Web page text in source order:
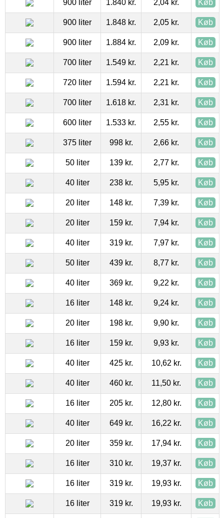
900 liter 1.840 kr. 2,04 kr. Køb
900 liter 1.848 kr. 2,05 kr. Køb
900 liter 1.884 kr. 2,09 kr. Køb
700 liter 1.549 kr. 2,21 kr. Køb
720 liter 1.594 kr. 2,21 kr. Køb
700 liter 1.618 kr. 2,31 kr. Køb
600 liter 1.533 kr. 2,55 kr. Køb
375 liter 998 kr. 2,66 kr. Køb
50 liter 139 kr. 2,77 kr. Køb
40 liter 238 kr. 5,95 kr. Køb
20 liter 148 kr. 7,39 kr. Køb
20 liter 159 kr. 7,94 kr. Køb
40 liter 319 kr. 7,97 kr. Køb
50 liter 439 kr. 8,77 kr. Køb
40 liter 369 kr. 9,22 kr. Køb
16 liter 148 kr. 9,24 kr. Køb
20 liter 198 kr. 9,90 kr. Køb
16 liter 159 kr. 9,93 kr. Køb
40 liter 425 kr. 10,62 kr. Køb
40 liter 460 kr. 11,50 kr. Køb
16 liter 205 kr. 12,80 kr. Køb
40 liter 649 kr. 16,22 kr. Køb
20 liter 359 kr. 17,94 kr. Køb
16 liter 310 kr. 19,37 kr. Køb
16 liter 319 kr. 19,93 kr. Køb
16 liter 319 kr. 19,93 kr. Køb